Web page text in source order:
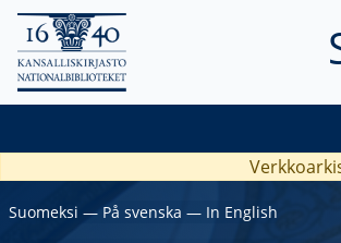
Suomeksi ― På svenska ― In English